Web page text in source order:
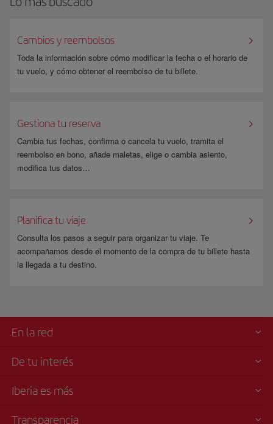
Cambios y reembolsos
Toda la información sobre cómo modificar la fecha o el horario de
tu vuelo, y cómo obtener el reembolso de tu billete.
Gestiona tu reserva
Cambia tus fechas, confirma o cancela tu vuelo, tramita el
reembolso en bono, añade maletas, elige o cambia asiento,
modifica tus datos…
Planifica tu viaje
Consulta los pasos a seguir para organizar tu viaje. Te
acompañamos desde el momento de la compra de tu billete hasta
la llegada a tu destino.
En la red
De tu interés
Iberia es más
Transparencia